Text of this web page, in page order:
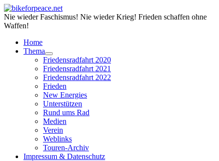
Nie wieder Faschismus! Nie wieder Krieg! Frieden schaffen ohne
Waffen!
Home
Thema
Friedensradfahrt 2020
Friedensradfahrt 2021
Friedensradfahrt 2022
Frieden
New Energies
Unterstützen
Rund ums Rad
Medien
Verein
Weblinks
Touren-Archiv
Impressum & Datenschutz